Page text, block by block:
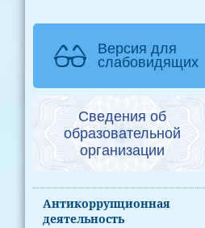
Версия для
слабовидящих
Сведения об
образовательной
организации
Антикоррупционная
деятельность